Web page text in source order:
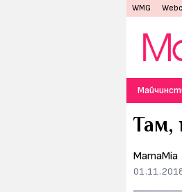
WMG
Там,
MamaMia